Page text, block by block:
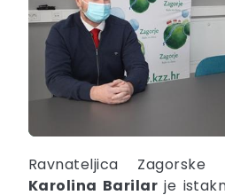
Ravnateljica Zagorske
Karolina Barilar je